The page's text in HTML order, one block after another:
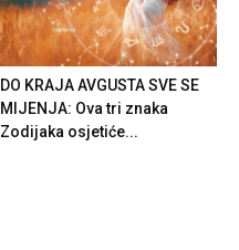
DO KRAJA AVGUSTA SVE SE
MIJENJA: Ova tri znaka
Zodijaka osjetiće...